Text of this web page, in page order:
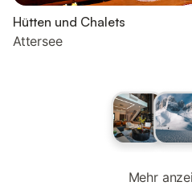
Hütten und Chalets
Attersee
Mehr